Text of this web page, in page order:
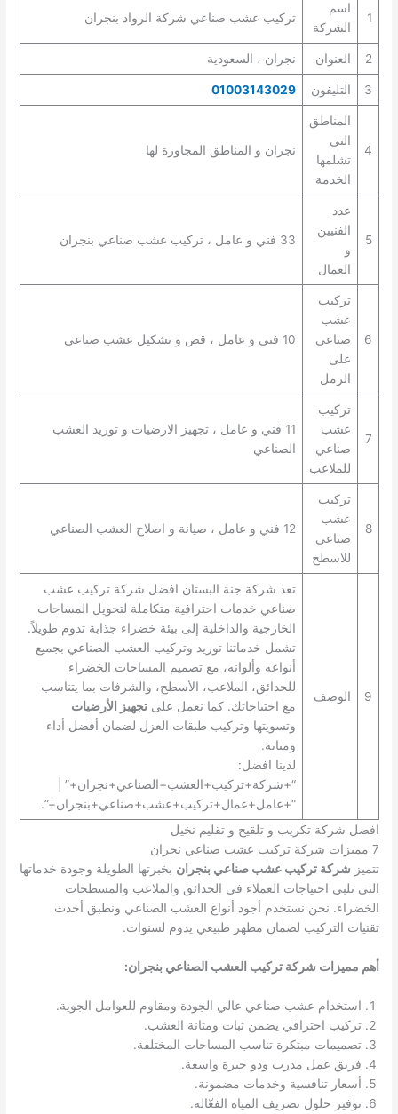
1
اسم
الشركة
تركيب عشب صناعي شركة الرواد بنجران
2 العنوان نجران ، السعودية
3 التليفون 01003143029
4
المناطق
التي
تشلمها
الخدمة
نجران و المناطق المجاورة لها
5
عدد
الفنيين
و
العمال
33 فني و عامل ، تركيب عشب صناعي بنجران
6
تركيب
عشب
صناعي
على
الرمل
10 فني و عامل ، قص و تشكيل عشب صناعي
7
تركيب
عشب
صناعي
للملاعب
11 فني و عامل ، تجهيز الارضيات و توريد العشب
الصناعي
8
تركيب
عشب
صناعي
للاسطح
12 فني و عامل ، صيانة و اصلاح العشب الصناعي
9 الوصف
تعد شركة جنة البستان افضل شركة تركيب عشب
صناعي خدمات احترافية متكاملة لتحويل المساحات
الخارجية والداخلية إلى بيئة خضراء جذابة تدوم طويلاً.
تشمل خدماتنا توريد وتركيب العشب الصناعي بجميع
أنواعه وألوانه، مع تصميم المساحات الخضراء
للحدائق، الملاعب، الأسطح، والشرفات بما يتناسب
مع احتياجاتك. كما نعمل على تجهيز الأرضيات
وتسويتها وتركيب طبقات العزل لضمان أفضل أداء
ومتانة.
لدينا افضل:
“+شركة+تركيب+العشب+الصناعي+نجران+” |
“+عامل+عمال+تركيب+عشب+صناعي+بنجران+”.
افضل شركة تكريب و تلقيح و تقليم نخيل
7 مميزات شركة تركيب عشب صناعي نجران
تتميز شركة تركيب عشب صناعي بنجران بخبرتها الطويلة وجودة خدماتها
التي تلبي احتياجات العملاء في الحدائق والملاعب والمسطحات
الخضراء. نحن نستخدم أجود أنواع العشب الصناعي ونطبق أحدث
تقنيات التركيب لضمان مظهر طبيعي يدوم لسنوات.
أهم مميزات شركة تركيب العشب الصناعي بنجران:
استخدام عشب صناعي عالي الجودة ومقاوم للعوامل الجوية.
تركيب احترافي يضمن ثبات ومتانة العشب.
تصميمات مبتكرة تناسب المساحات المختلفة.
فريق عمل مدرب وذو خبرة واسعة.
أسعار تنافسية وخدمات مضمونة.
توفير حلول تصريف المياه الفعّالة.